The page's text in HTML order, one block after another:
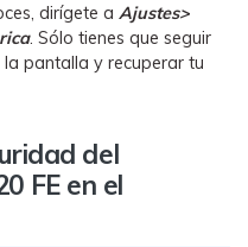
dirígete a Ajustes>
. Sólo tienes que seguir
pantalla y recuperar tu
del
FE en el